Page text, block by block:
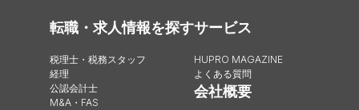
転職・求人情報を探す
税理士・税務スタッフ
経理
公認会計士
M&A・FAS
サービス
HUPRO MAGAZINE
よくある質問
会社概要